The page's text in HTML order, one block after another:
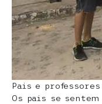
Pais e
Os pais se sentem